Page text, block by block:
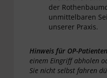
der
unmittelbaren
unserer Praxis.
Hinweis für OP-
einem Eingriff abholen
Sie nicht selbst fahren